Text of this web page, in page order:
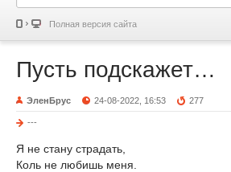
Полная версия сайта
Пусть подскажет…
ЭленБрус 24-08-2022, 16:53 277
---
Я не стану страдать,
Коль не любишь меня.